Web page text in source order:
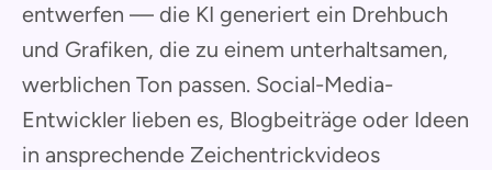
entwerfen — die KI generiert ein Drehbuch
und Grafiken, die zu einem unterhaltsamen,
werblichen Ton passen. Social-Media-
Entwickler lieben es, Blogbeiträge oder Ideen
in ansprechende Zeichentrickvideos